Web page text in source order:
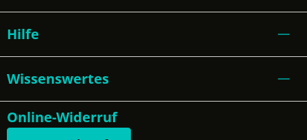
Hilfe
Wissenswertes
Online-Widerruf